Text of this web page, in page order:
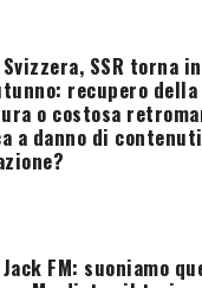
SSR torna
recupero della
o costosa
a danno di
FM: suoniamo